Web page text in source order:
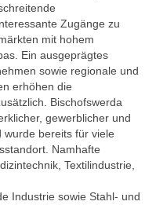
Zugänge zu
mit hohem
Ein ausgeprägtes
sowie regionale und
erhöhen die
Bischofswerda
gewerblicher und
wurde bereits für viele
Namhafte
Textilindustrie,
Industrie sowie Stahl- und